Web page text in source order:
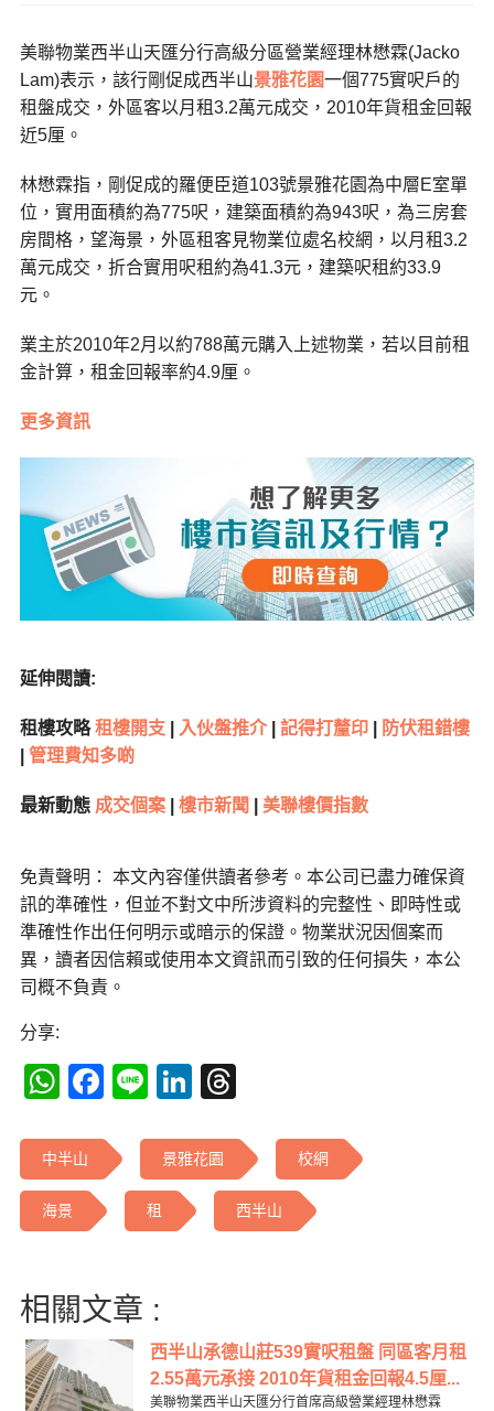
美聯物業西半山天匯分行高級分區營業經理林懋霖(Jacko
Lam)表示，該行剛促成西半山景雅花園一個775實呎戶的
租盤成交，外區客以月租3.2萬元成交，2010年貨租金回報
近5厘。
林懋霖指，剛促成的羅便臣道103號景雅花園為中層E室單
位，實用面積約為775呎，建築面積約為943呎，為三房套
房間格，望海景，外區租客見物業位處名校網，以月租3.2
萬元成交，折合實用呎租約為41.3元，建築呎租約33.9
元。
業主於2010年2月以約788萬元購入上述物業，若以目前租
金計算，租金回報率約4.9厘。
更多資訊
延伸閱讀:
租樓攻略租樓開支 入伙盤推介 記得打釐印
防伏租錯樓
管理費知多啲
最新動態 成交個案 樓市新聞 美聯樓價指數
免責聲明： 本文內容僅供讀者參考。本公司已盡力確保資
訊的準確性，但並不對文中所涉資料的完整性、即時性或
準確性作出任何明示或暗示的保證。物業狀況因個案而
異，讀者因信賴或使用本文資訊而引致的任何損失，本公
司概不負責。
分享:
WhatsApp
Facebook
LineLinkedIn
中半山 景雅花園 校網
海景 租 西半山
相關文章 :
西半山承德山莊539實呎租盤 同區客月租
2.55萬元承接 2010年貨租金回報4.5厘...
美聯物業西半山天匯分行首席高級營業經理林懋霖